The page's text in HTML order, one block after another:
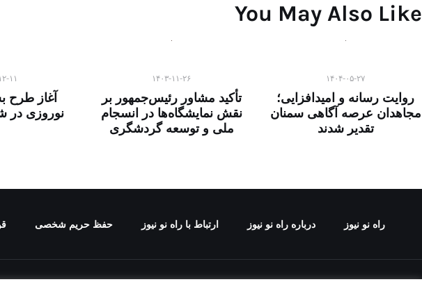
You May Also Like
۱۴۰۴-۰۵-۲۷
روایت رسانه و امیدافزایی؛
مجاهدان عرصه آگاهی سمنان
تقدیر شدند
۱۴۰۳-۱۱-۲۶
تأکید مشاور رئیس‌جمهور بر
نقش نمایشگاه‌ها در انسجام
ملی و توسعه گردشگری
آغاز طرح
نوروزی در
راه نو نیوز درباره راه‌ نو نیوز ارتباط با راه‌ نو نیوز حفظ حریم شخصی